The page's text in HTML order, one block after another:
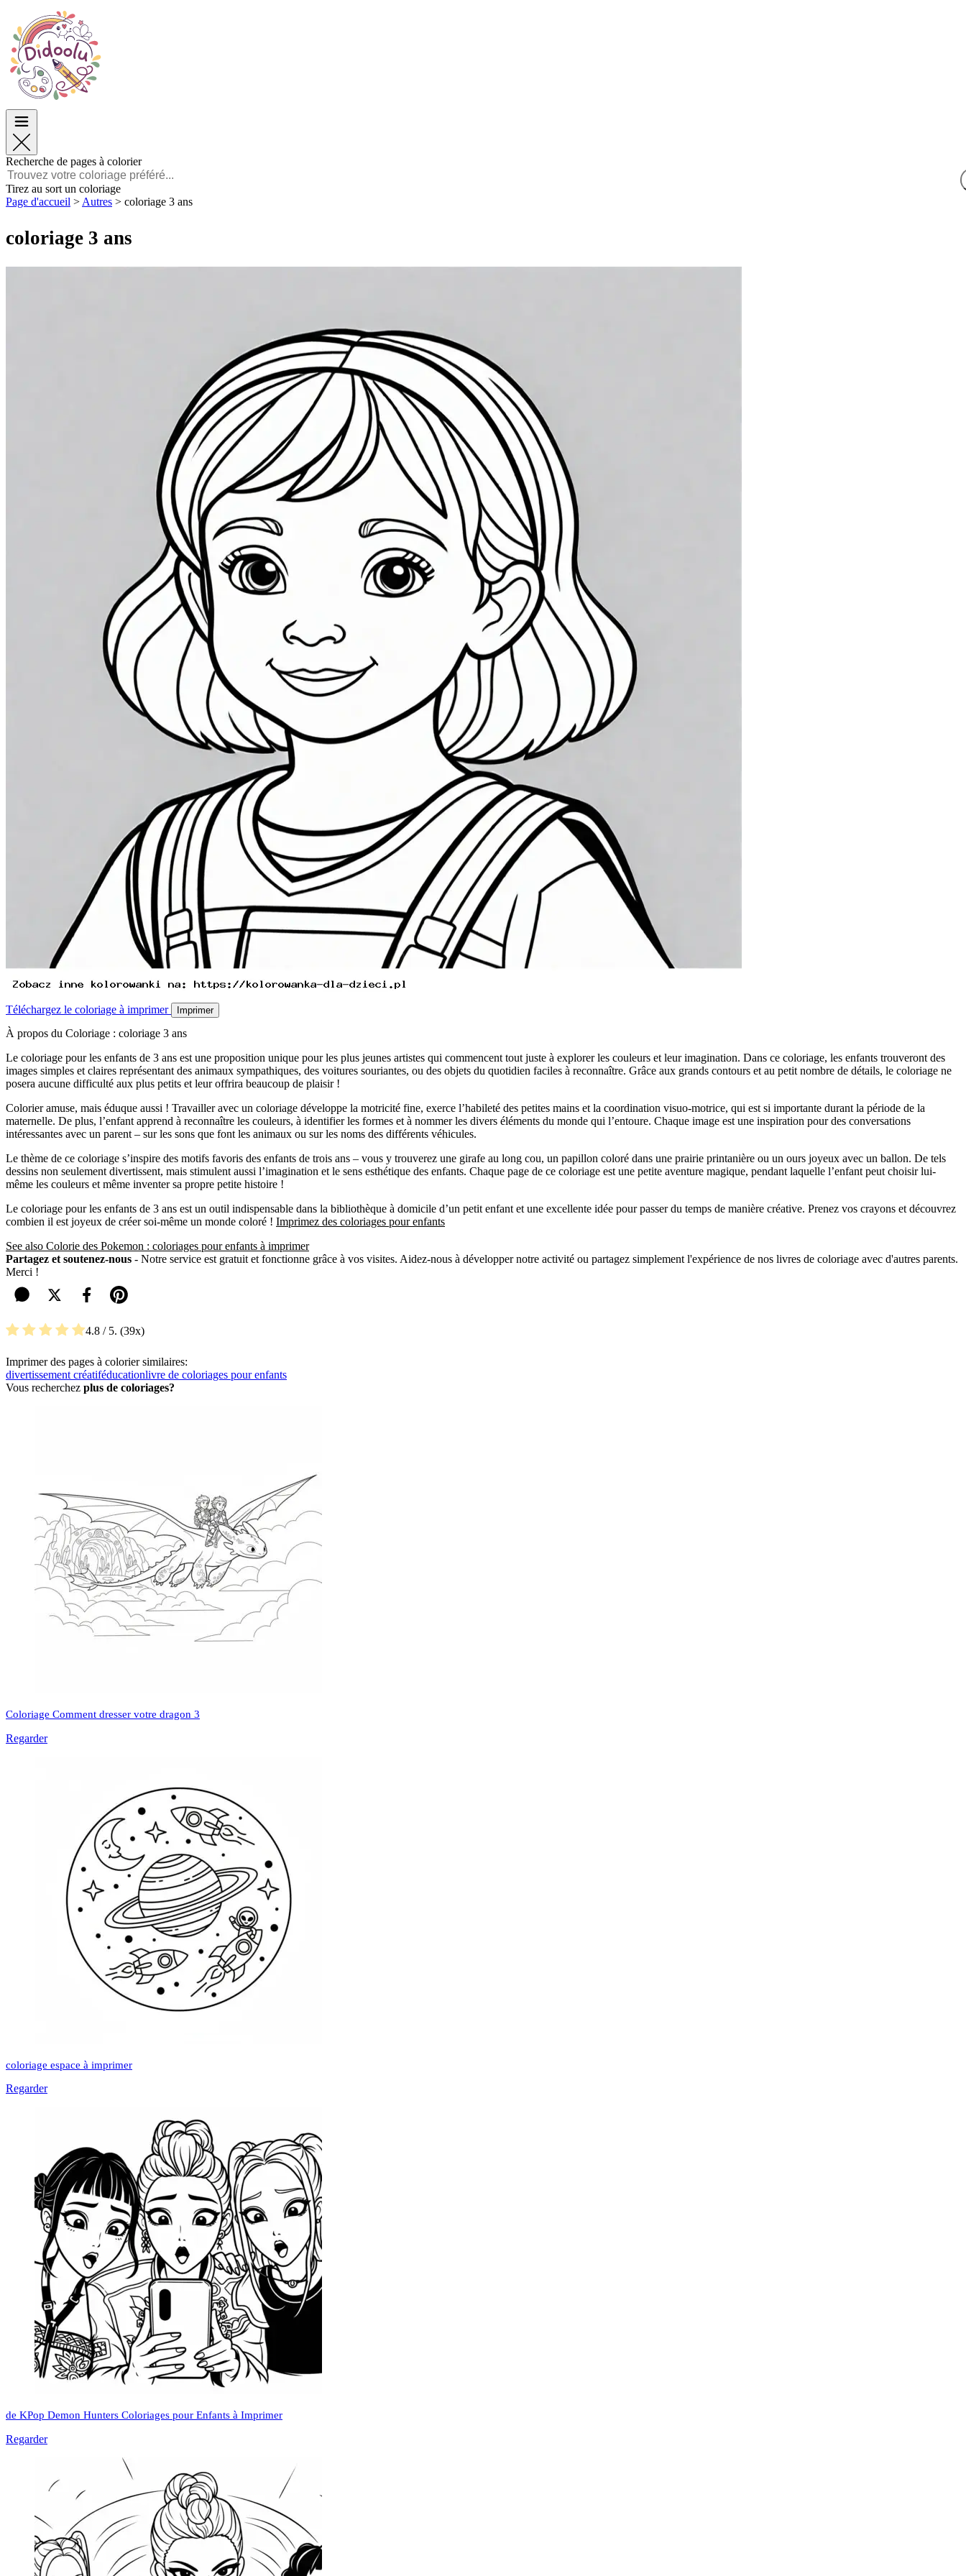
Pâques
TOP Catégories
Pour les Garçons
Pour les Filles
Français
POLSKI
FRANÇAIS
MALAGASY
Pâques
TOP Catégories
Pour les Garçons
Pour les Filles
Recherche de pages à colorier
Tirez au sort un coloriage
Page d'accueil > Autres > coloriage 3 ans
coloriage 3 ans
Téléchargez le coloriage à imprimer Imprimer
À propos du Coloriage : coloriage 3 ans
Le coloriage pour les enfants de 3 ans est une proposition unique pour les plus jeunes artistes qui commencent tout juste à explorer les couleurs et leur imagination. Dans ce coloriage, les enfants trouveront des
images simples et claires représentant des animaux sympathiques, des voitures souriantes, ou des objets du quotidien faciles à reconnaître. Grâce aux grands contours et au petit nombre de détails, le coloriage ne
posera aucune difficulté aux plus petits et leur offrira beaucoup de plaisir !
Colorier amuse, mais éduque aussi ! Travailler avec un coloriage développe la motricité fine, exerce l’habileté des petites mains et la coordination visuo-motrice, qui est si importante durant la période de la
maternelle. De plus, l’enfant apprend à reconnaître les couleurs, à identifier les formes et à nommer les divers éléments du monde qui l’entoure. Chaque image est une inspiration pour des conversations
intéressantes avec un parent – sur les sons que font les animaux ou sur les noms des différents véhicules.
Le thème de ce coloriage s’inspire des motifs favoris des enfants de trois ans – vous y trouverez une girafe au long cou, un papillon coloré dans une prairie printanière ou un ours joyeux avec un ballon. De tels
dessins non seulement divertissent, mais stimulent aussi l’imagination et le sens esthétique des enfants. Chaque page de ce coloriage est une petite aventure magique, pendant laquelle l’enfant peut choisir lui-
même les couleurs et même inventer sa propre petite histoire !
Le coloriage pour les enfants de 3 ans est un outil indispensable dans la bibliothèque à domicile d’un petit enfant et une excellente idée pour passer du temps de manière créative. Prenez vos crayons et découvrez
combien il est joyeux de créer soi-même un monde coloré ! Imprimez des coloriages pour enfants
See also Colorie des Pokemon : coloriages pour enfants à imprimer
Partagez et soutenez-nous - Notre service est gratuit et fonctionne grâce à vos visites. Aidez-nous à développer notre activité ou partagez simplement l'expérience de nos livres de coloriage avec d'autres parents.
Merci !
4.8 / 5. 39
Imprimer des pages à colorier similaires:
divertissement créatiféducationlivre de coloriages pour enfants
Vous recherchez plus de coloriages?
Coloriage Comment dresser votre dragon 3
Regarder
coloriage espace à imprimer
Regarder
de KPop Demon Hunters Coloriages pour Enfants à Imprimer
Regarder